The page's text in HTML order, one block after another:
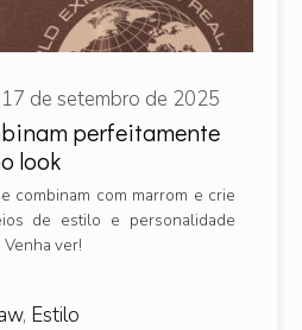
perfeitamente
look
17 de setembro de 2025
combinam com marrom e crie
de estilo e personalidade
ver!
, Estilo